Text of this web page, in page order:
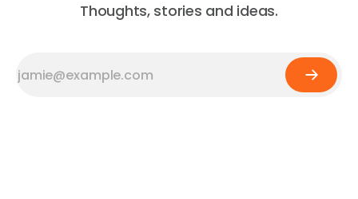
Thoughts, stories and ideas.